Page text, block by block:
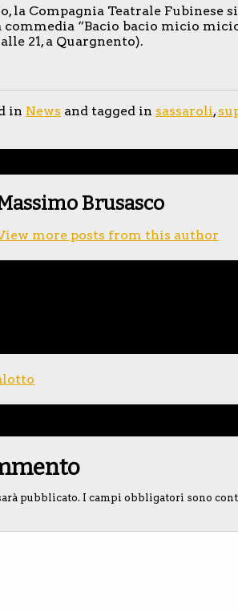
la Compagnia Teatrale Fubinese
commedia “Bacio bacio micio
21, a Quargnento).
in News and tagged in sassaroli,
Brusasco
more posts from this author
pubblicato. I campi obbligatori sono